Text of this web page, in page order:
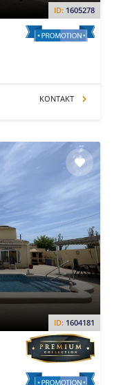
ID: 1605278
KONTAKT
ID: 1604181